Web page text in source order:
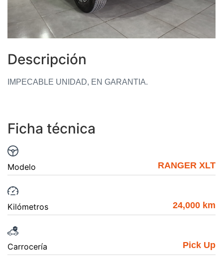
Descripción
IMPECABLE UNIDAD, EN GARANTIA.
Ficha técnica
Modelo RANGER XLT
Kilómetros 24,000 km
Carrocería Pick Up